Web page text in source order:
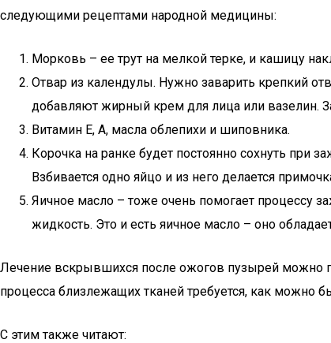
следующими рецептами народной медицины:
Морковь – ее трут на мелкой терке, и кашицу
Отвар из календулы. Нужно заварить крепкий
добавляют жирный крем для лица или вазелин.
Витамин Е, А, масла облепихи и шиповника.
Корочка на ранке будет постоянно сохнуть при
Взбивается одно яйцо и из него делается
Яичное масло – тоже очень помогает процессу
жидкость. Это и есть яичное масло – оно
Лечение вскрывшихся после ожогов пузырей можно
процесса близлежащих тканей требуется, как можно
С этим также читают: